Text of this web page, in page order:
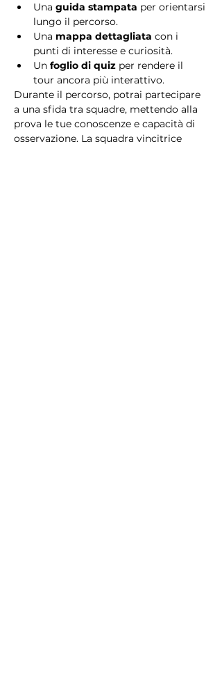
Una guida stampata per orientarsi
lungo il percorso.
Una mappa dettagliata con i
punti di interesse e curiosità.
Un foglio di quiz per rendere il
tour ancora più interattivo.
Durante il percorso, potrai partecipare
a una sfida tra squadre, mettendo alla
prova le tue conoscenze e capacità di
osservazione. La squadra vincitrice